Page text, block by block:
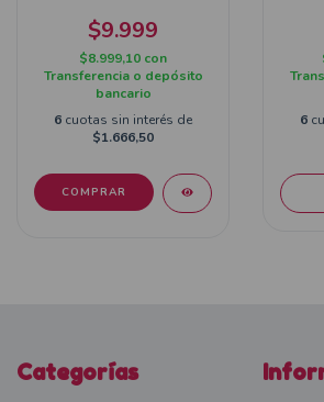
$9.999
$8.999,10 con
Transferencia o depósito
bancario
6 cuotas sin interés de
$1.666,50
COMPRAR
6
Categorías